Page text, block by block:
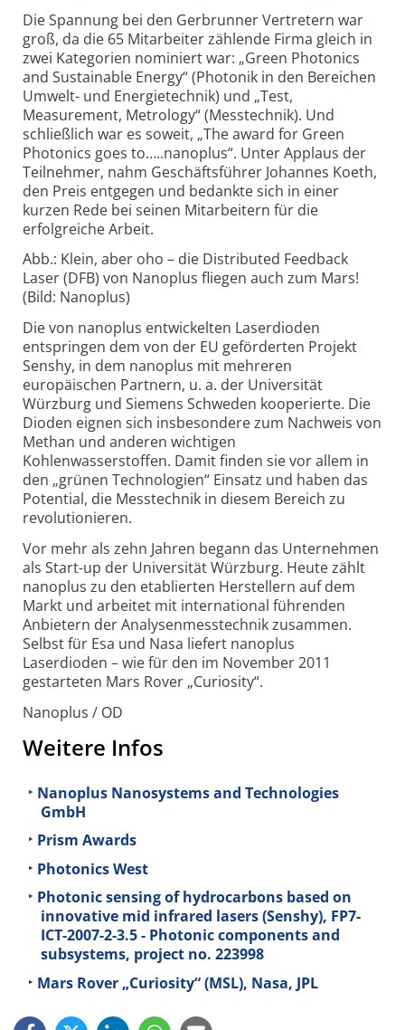
Die Spannung bei den Gerbrunner Vertretern war
groß, da die 65 Mitarbeiter zählende Firma gleich in
zwei Kategorien nominiert war: „Green Photonics
and Sustainable Energy“ (Photonik in den Bereichen
Umwelt- und Energietechnik) und „Test,
Measurement, Metrology“ (Messtechnik). Und
schließlich war es soweit, „The award for Green
Photonics goes to…..nanoplus“. Unter Applaus der
Teilnehmer, nahm Geschäftsführer Johannes Koeth,
den Preis entgegen und bedankte sich in einer
kurzen Rede bei seinen Mitarbeitern für die
erfolgreiche Arbeit.
Abb.: Klein, aber oho – die Distributed Feedback
Laser (DFB) von Nanoplus fliegen auch zum Mars!
(Bild: Nanoplus)
Die von nanoplus entwickelten Laserdioden
entspringen dem von der EU geförderten Projekt
Senshy, in dem nanoplus mit mehreren
europäischen Partnern, u. a. der Universität
Würzburg und Siemens Schweden kooperierte. Die
Dioden eignen sich insbesondere zum Nachweis von
Methan und anderen wichtigen
Kohlenwasserstoffen. Damit finden sie vor allem in
den „grünen Technologien“ Einsatz und haben das
Potential, die Messtechnik in diesem Bereich zu
revolutionieren.
Vor mehr als zehn Jahren begann das Unternehmen
als Start-up der Universität Würzburg. Heute zählt
nanoplus zu den etablierten Herstellern auf dem
Markt und arbeitet mit international führenden
Anbietern der Analysenmesstechnik zusammen.
Selbst für Esa und Nasa liefert nanoplus
Laserdioden – wie für den im November 2011
gestarteten Mars Rover „Curiosity“.
Nanoplus / OD
Weitere Infos
Nanoplus Nanosystems and Technologies
GmbH
Prism Awards
Photonics West
Photonic sensing of hydrocarbons based on
innovative mid infrared lasers (Senshy), FP7-
ICT-2007-2-3.5 - Photonic components and
subsystems, project no. 223998
Mars Rover „Curiosity“ (MSL), Nasa, JPL